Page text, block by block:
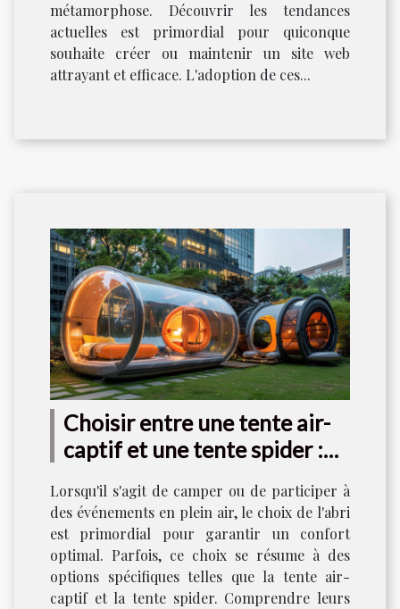
métamorphose. Découvrir les tendances
actuelles est primordial pour quiconque
souhaite créer ou maintenir un site web
attrayant et efficace. L'adoption de ces...
Choisir entre une tente air-
captif et une tente spider :
Lorsqu'il s'agit de camper ou de participer à
des événements en plein air, le choix de l'abri
est primordial pour garantir un confort
optimal. Parfois, ce choix se résume à des
options spécifiques telles que la tente air-
captif et la tente spider. Comprendre leurs